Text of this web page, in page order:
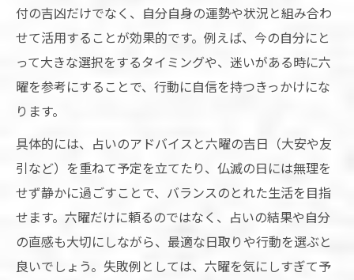
付の吉凶だけでなく、自分自身の運勢や状況と組み合わ
せて活用することが効果的です。例えば、今の自分にと
って大きな選択をするタイミングや、迷いがある時に六
曜を参考にすることで、行動に自信を持つきっかけにな
ります。
具体的には、占いのアドバイスと六曜の吉日（大安や友
引など）を重ねて予定を立てたり、仏滅の日には無理を
せず静かに過ごすことで、バランスのとれた生活を目指
せます。六曜だけに頼るのではなく、占いの結果や自分
の直感も大切にしながら、最適な日取りや行動を選ぶと
良いでしょう。失敗例としては、六曜を気にしすぎて予